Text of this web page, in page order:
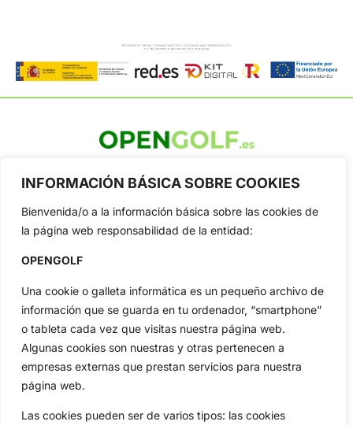
INFORMACIÓN BÁSICA SOBRE COOKIES
Bienvenida/o a la información básica sobre las cookies de
la página web responsabilidad de la entidad:
OPENGOLF
Una cookie o galleta informática es un pequeño archivo de
información que se guarda en tu ordenador, “smartphone”
o tableta cada vez que visitas nuestra página web.
Algunas cookies son nuestras y otras pertenecen a
empresas externas que prestan servicios para nuestra
página web.
Las cookies pueden ser de varios tipos: las cookies
profesional y amateur, resultados en directo, vídeos, noticias,
Tour...
Categorias
Inicio
Amateurs
Circuitos
Especiales
Reglas
Vídeos
De Interés
Compañía
Aviso Legal
Política de Privacidad